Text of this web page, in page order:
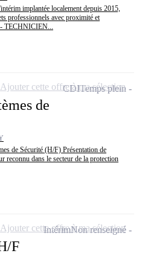
implantée localement depuis 2015,
professionnels avec proximité et
TECHNICIEN...
de
de Sécurité (H/F) Présentation de
reconnu dans le secteur de la protection
CDITemps plein
Ajouter cette offre à ma sélection
F
IntérimNon renseigné
Ajouter cette offre à ma sélection